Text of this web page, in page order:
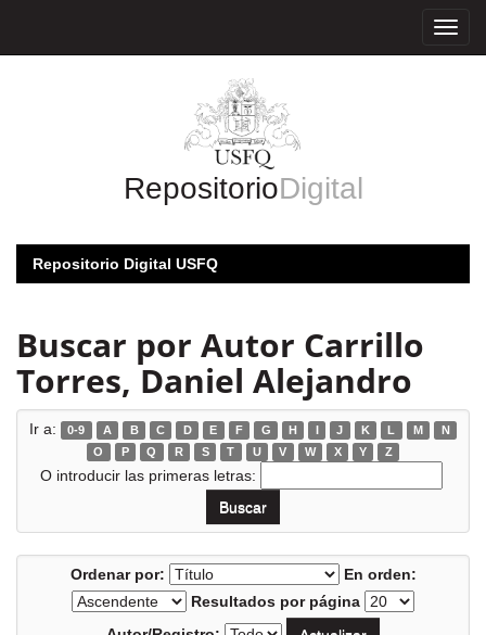
RepositorioDigital
Repositorio Digital USFQ
Buscar por Autor Carrillo
Torres, Daniel Alejandro
Ir a: 0-9 A B C D E F G H I J K L M
N
O
P Q R S T U V W X Y Z
O introducir las primeras letras:
Ordenar por:
En orden:
Resultados por página